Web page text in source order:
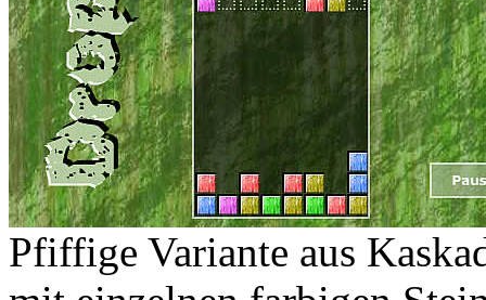
Pfiffige Variante aus